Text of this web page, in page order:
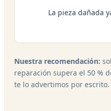
La pieza dañada
Nuestra recomendación:
reparación supera el 50 %
te lo advertimos por escrito.